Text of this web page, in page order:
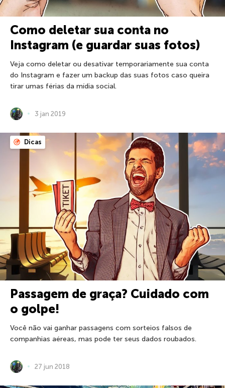
Como deletar sua conta no
Instagram (e guardar suas fotos)
Veja como deletar ou desativar temporariamente sua conta
do Instagram e fazer um backup das suas fotos caso queira
tirar umas férias da mídia social.
3 jan 2019
Dicas
Passagem de graça? Cuidado com
o golpe!
Você não vai ganhar passagens com sorteios falsos de
companhias aéreas, mas pode ter seus dados roubados.
27 jun 2018